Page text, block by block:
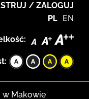
/ ZALOGUJ
PL EN
w Makowie